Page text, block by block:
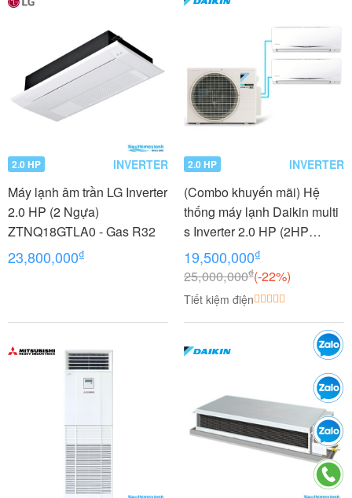
2.0 HP INVERTER
Máy lạnh âm trần LG Inverter
2.0 HP (2 Ngựa)
ZTNQ18GTLA0 - Gas R32
23,800,000₫
2.0 HP INVERTER
(Combo khuyến mãi) Hệ
thống máy lạnh Daikin multi
s Inverter 2.0 HP (2HP
Ngựa) - 1 dàn nóng 2 dàn
lạnh (1.0 + 1.0 HP (1 Ngựa)
MKC50RVMV-
CTKC25RVMV+CTKC25RV
19,500,000₫
25,000,000₫(-22%)
Tiết kiệm điện